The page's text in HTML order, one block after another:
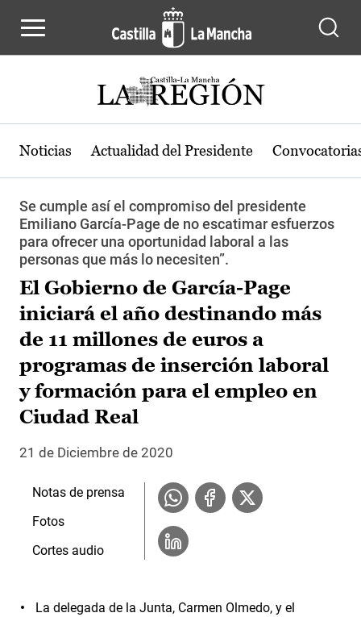
Noticias Actualidad del Presidente
Se cumple así el compromiso del presidente
Emiliano García-Page de no escatimar esfuerzos
para ofrecer una oportunidad laboral a las
personas que más lo necesiten”.
El Gobierno de García-Page
iniciará el año destinando más
de 11 millones de euros a
programas de inserción laboral
y formación para el empleo en
Ciudad Real
21 de Diciembre de 2020
La delegada de la Junta, Carmen Olmedo, y el
Notas de prensa
Fotos
Cortes audio